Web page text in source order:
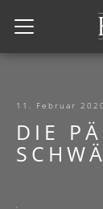
11. Februar 2020
DIE